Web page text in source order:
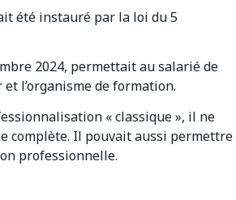
été instauré par la loi du 5
2024, permettait au salarié de
l’organisme de formation.
« classique », il ne
complète. Il pouvait aussi permettre
professionnelle.